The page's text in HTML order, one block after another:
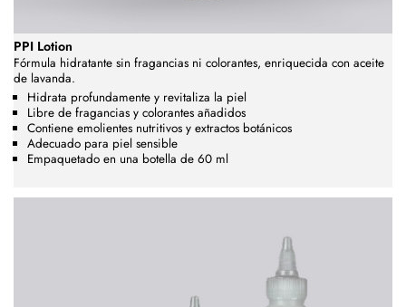
PPI Lotion
Fórmula hidratante sin fragancias ni colorantes, enriquecida con aceite
de lavanda.
Hidrata profundamente y revitaliza la piel
Libre de fragancias y colorantes añadidos
Contiene emolientes nutritivos y extractos botánicos
Adecuado para piel sensible
Empaquetado en una botella de 60 ml